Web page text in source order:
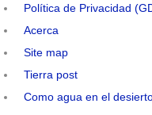
Política de Privacidad
Acerca
Site map
Tierra post
Como agua en el